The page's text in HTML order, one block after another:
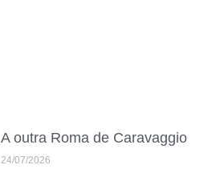
A outra Roma de Caravaggio
24/07/2026